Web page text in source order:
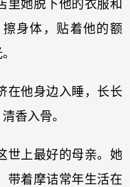
里她脱下他的衣服和
身体，贴着他的额
在他身边入睡，长长
香入骨。
世上最好的母亲。她
带着摩诘常年生活在